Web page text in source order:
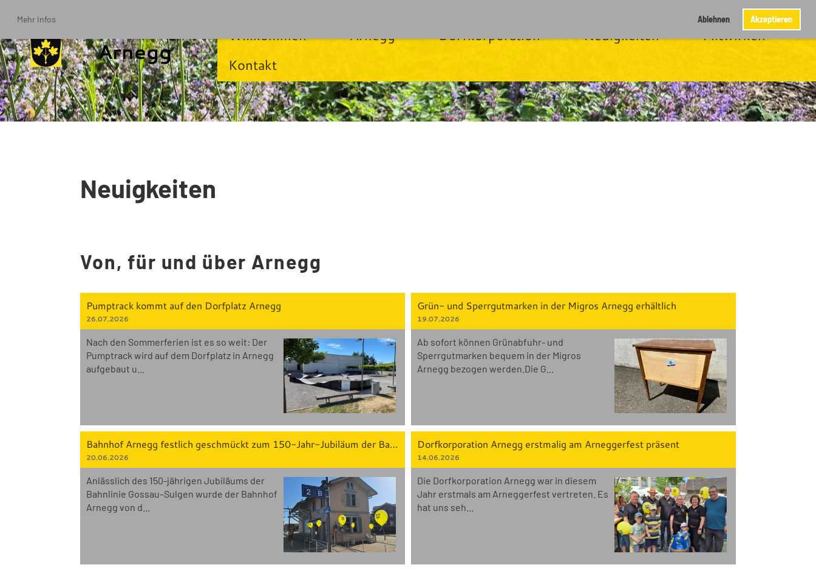
Mehr Infos Ablehnen Akzeptieren
Willkommen Arnegg Dorfkorporation Neuigkeiten
Mitwirken
Kontakt
Arnegg
Neuigkeiten
Von, für und über Arnegg
Pumptrack kommt auf den Dorfplatz Arnegg
26.07.2026
Nach den Sommerferien ist es so weit: Der
Pumptrack wird auf dem Dorfplatz in Arnegg
aufgebaut u...
Grün- und Sperrgutmarken in der Migros Arnegg erhältlich
19.07.2026
Ab sofort können Grünabfuhr- und
Sperrgutmarken bequem in der Migros
Arnegg bezogen werden.Die G...
Bahnhof Arnegg festlich geschmückt zum 150-Jahr-Jubiläum der Bahnlinie Gossau–Sulgen
20.06.2026
Anlässlich des 150-jährigen Jubiläums der
Bahnlinie Gossau–Sulgen wurde der Bahnhof
Arnegg von d...
Dorfkorporation Arnegg erstmalig am Arneggerfest präsent
14.06.2026
Die Dorfkorporation Arnegg war in diesem
Jahr erstmals am Arneggerfest vertreten. Es
hat uns seh...